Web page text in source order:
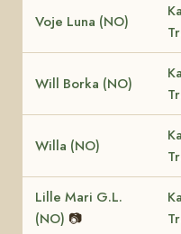
Voje Luna (NO)
Will Borka (NO)
Willa (NO)
Lille Mari G.L.
(NO) 📷